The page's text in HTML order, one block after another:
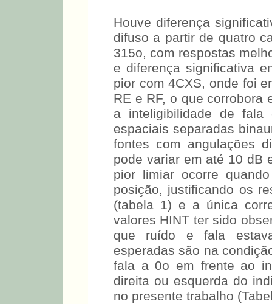
Houve diferença
difuso a partir de quatro
315o, com respostas
e diferença significativa
pior com 4CXS, onde foi
RE e RF, o que corrobora
a inteligibilidade de
espaciais separadas
fontes com angulações
pode variar em até 10 dB
pior limiar ocorre
posição, justificando os
(tabela 1) e a única
valores HINT ter sido
que ruído e fala
esperadas são na
fala a 0o em frente ao
direita ou esquerda do
no presente trabalho